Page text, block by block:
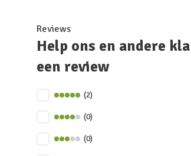
Reviews
Help ons en andere
een review
(2)
(0)
(0)